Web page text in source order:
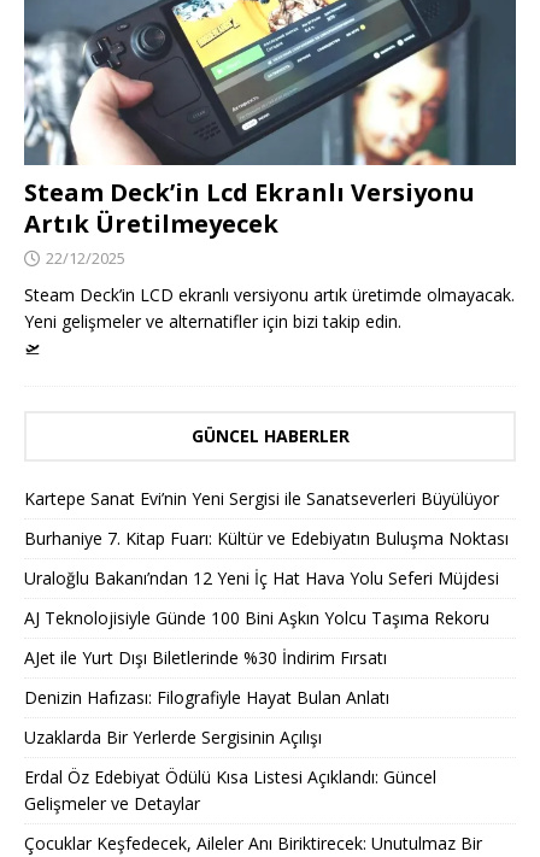
Steam Deck’in Lcd Ekranlı Versiyonu
Artık Üretilmeyecek
22/12/2025
Steam Deck’in LCD ekranlı versiyonu artık üretimde olmayacak.
Yeni gelişmeler ve alternatifler için bizi takip edin.
🛫
GÜNCEL HABERLER
Kartepe Sanat Evi’nin Yeni Sergisi ile Sanatseverleri Büyülüyor
Burhaniye 7. Kitap Fuarı: Kültür ve Edebiyatın Buluşma Noktası
Uraloğlu Bakanı’ndan 12 Yeni İç Hat Hava Yolu Seferi Müjdesi
AJ Teknolojisiyle Günde 100 Bini Aşkın Yolcu Taşıma Rekoru
AJet ile Yurt Dışı Biletlerinde %30 İndirim Fırsatı
Denizin Hafızası: Filografiyle Hayat Bulan Anlatı
Uzaklarda Bir Yerlerde Sergisinin Açılışı
Erdal Öz Edebiyat Ödülü Kısa Listesi Açıklandı: Güncel
Gelişmeler ve Detaylar
Çocuklar Keşfedecek, Aileler Anı Biriktirecek: Unutulmaz Bir